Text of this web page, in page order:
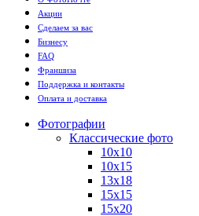
Акции
Сделаем за вас
Бизнесу
FAQ
Франшиза
Поддержка и контакты
Оплата и доставка
Фотографии
Классические фото
10х10
10х15
13х18
15х15
15х20